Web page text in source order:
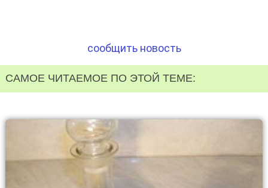
сообщить новость
САМОЕ ЧИТАЕМОЕ ПО ЭТОЙ ТЕМЕ: